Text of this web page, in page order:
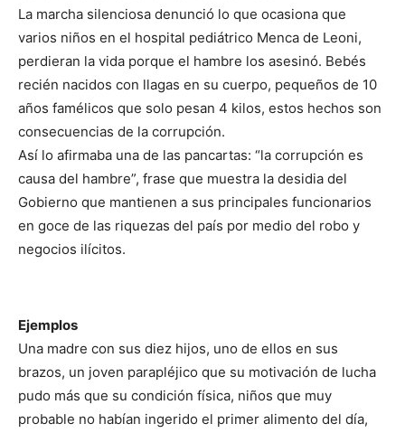
La marcha silenciosa denunció lo que ocasiona que
varios niños en el hospital pediátrico Menca de Leoni,
perdieran la vida porque el hambre los asesinó. Bebés
recién nacidos con llagas en su cuerpo, pequeños de 10
años famélicos que solo pesan 4 kilos, estos hechos son
consecuencias de la corrupción.
Así lo afirmaba una de las pancartas: “la corrupción es
causa del hambre”, frase que muestra la desidia del
Gobierno que mantienen a sus principales funcionarios
en goce de las riquezas del país por medio del robo y
negocios ilícitos.
Ejemplos
Una madre con sus diez hijos, uno de ellos en sus
brazos, un joven parapléjico que su motivación de lucha
pudo más que su condición física, niños que muy
probable no habían ingerido el primer alimento del día,